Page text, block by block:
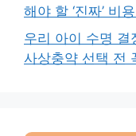
해야 할 ‘진짜’ 비
우리 아이 수명
사상충약 선택 전